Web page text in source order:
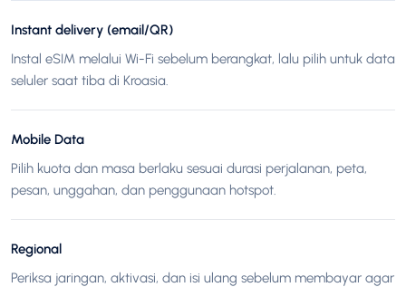
Instant delivery (email/QR)
Instal eSIM melalui Wi-Fi sebelum berangkat, lalu pilih untuk data
seluler saat tiba di Kroasia.
Mobile Data
Pilih kuota dan masa berlaku sesuai durasi perjalanan, peta,
pesan, unggahan, dan penggunaan hotspot.
Regional
Periksa jaringan, aktivasi, dan isi ulang sebelum membayar agar